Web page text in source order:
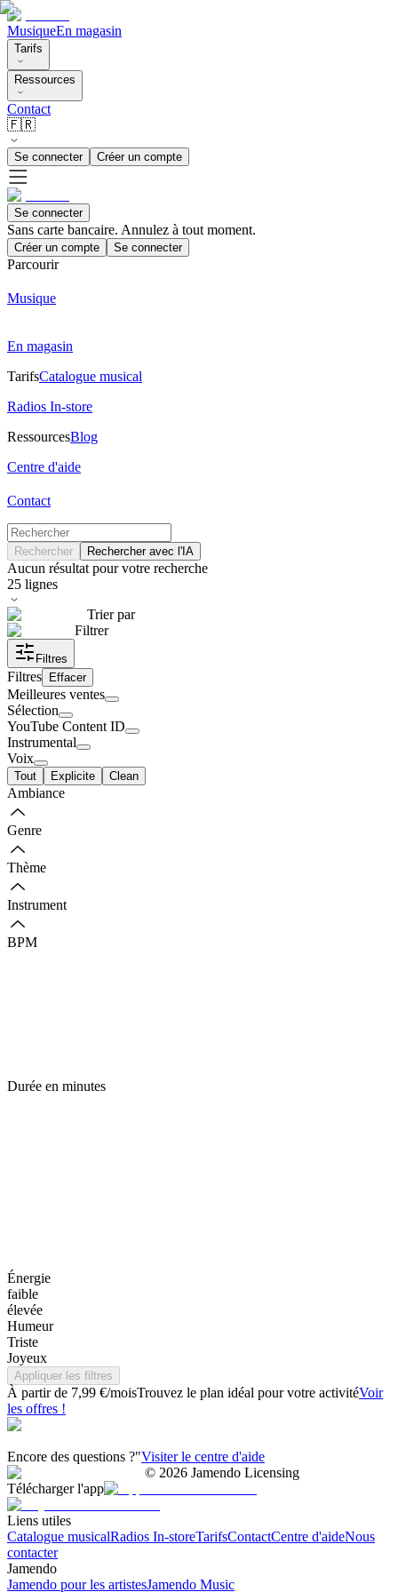
MusiqueEn magasin
Tarifs
Ressources
Contact
🇫🇷
Se connecter Créer un compte
Se connecter
Sans carte bancaire. Annulez à tout moment.
Créer un compte Se connecter
Parcourir
Musique
En magasin
TarifsCatalogue musical
Radios In-store
RessourcesBlog
Centre d'aide
Contact
Rechercher Rechercher avec l'IA
Aucun résultat pour votre recherche
25 lignes
Trier par
Filtrer
Filtres
Filtres Effacer
Meilleures ventes
Sélection
YouTube Content ID
Instrumental
Voix
Tout Explicite Clean
Ambiance
Genre
Thème
Instrument
BPM
Durée en minutes
Énergie
faible
élevée
Humeur
Triste
Joyeux
Appliquer les filtres
À partir de 7,99 €/moisTrouvez le plan idéal pour votre activitéVoir
les offres !
Encore des questions ?"Visiter le centre d'aide
© 2026 Jamendo Licensing
Télécharger l'app
Liens utiles
Catalogue musicalRadios In-storeTarifsContactCentre d'aideNous
contacter
Jamendo
Jamendo pour les artistesJamendo Music